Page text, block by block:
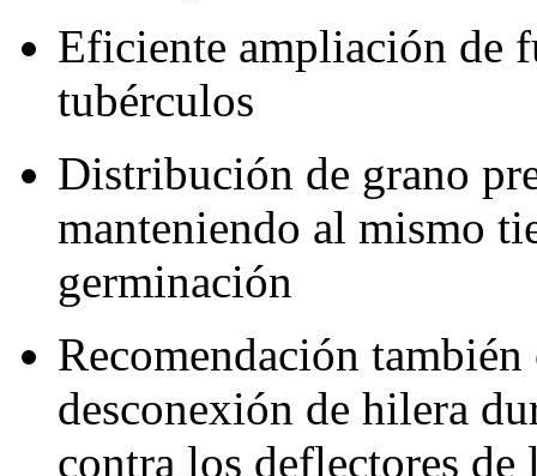
Eficiente ampliación de
tubérculos
Distribución de grano
manteniendo al mismo
germinación
Recomendación
desconexión de hilera
contra los deflectores de